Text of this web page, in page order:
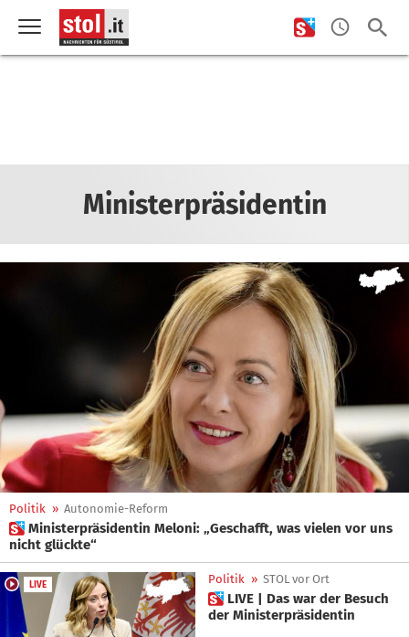
Ministerpräsidentin
Politik » Autonomie-Reform
 Ministerpräsidentin Meloni: „Geschafft, was vielen vor uns
nicht glückte“
LIVE Politik » STOL vor Ort
 LIVE | Das war der Besuch
der Ministerpräsidentin